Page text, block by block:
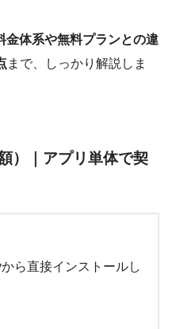
金体系や無料プランとの違
まで、しっかり解説しま
）｜アプリ単体で契
ら直接インストールし